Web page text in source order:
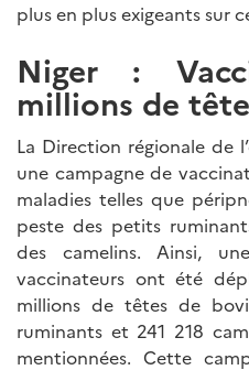
plus en plus exigeants sur
Niger :
millions de
La Direction régionale de
une campagne de
maladies telles que
peste des petits
des camelins. Ainsi,
vaccinateurs ont été
millions de têtes de
ruminants et 241 218
mentionnées. Cette